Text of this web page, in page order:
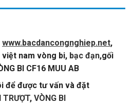
www.bacdancongnghiep.net,
việt nam vòng bi, bạc đạn,gối
BI CF16 MUU AB
để được tư vấn và đặt
TRƯỢT, VÒNG BI